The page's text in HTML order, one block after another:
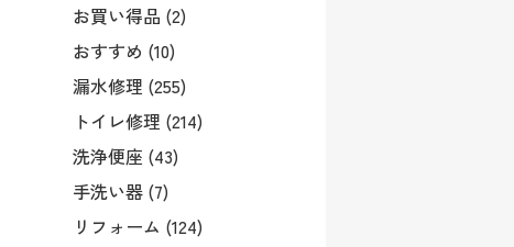
お買い得品 (2)
おすすめ (10)
漏水修理 (255)
トイレ修理 (214)
洗浄便座 (43)
手洗い器 (7)
リフォーム (124)